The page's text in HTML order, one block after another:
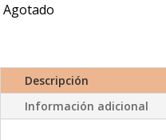
Agotado
Descripción
Información adicional